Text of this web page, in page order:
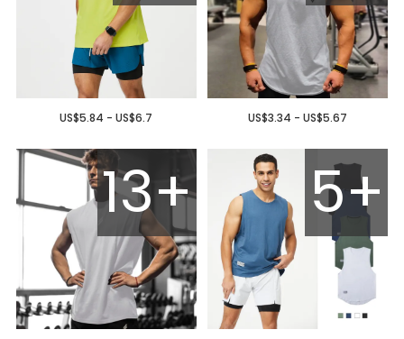
US$5.84 - US$6.7 US$3.34 - US$5.67
13+ 5+